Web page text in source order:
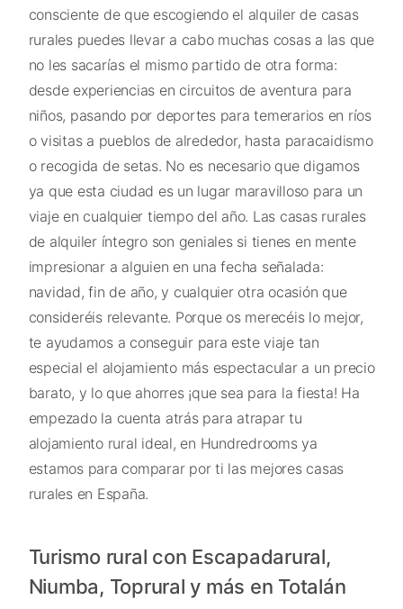
consciente de que escogiendo el alquiler de casas
rurales puedes llevar a cabo muchas cosas a las que
no les sacarías el mismo partido de otra forma:
desde experiencias en circuitos de aventura para
niños, pasando por deportes para temerarios en ríos
o visitas a pueblos de alrededor, hasta paracaidismo
o recogida de setas. No es necesario que digamos
ya que esta ciudad es un lugar maravilloso para un
viaje en cualquier tiempo del año. Las casas rurales
de alquiler íntegro son geniales si tienes en mente
impresionar a alguien en una fecha señalada:
navidad, fin de año, y cualquier otra ocasión que
consideréis relevante. Porque os merecéis lo mejor,
te ayudamos a conseguir para este viaje tan
especial el alojamiento más espectacular a un precio
barato, y lo que ahorres ¡que sea para la fiesta! Ha
empezado la cuenta atrás para atrapar tu
alojamiento rural ideal, en Hundredrooms ya
estamos para comparar por ti las mejores casas
rurales en España.
Turismo rural con Escapadarural,
Niumba, Toprural y más en Totalán